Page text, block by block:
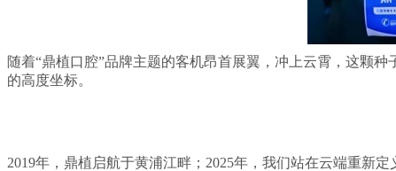
随着“鼎植口腔”品牌主题的客机昂首展翼，冲上云霄，这颗
的高度坐标。
2019年，鼎植启航于黄浦江畔；2025年，我们站在云端重新